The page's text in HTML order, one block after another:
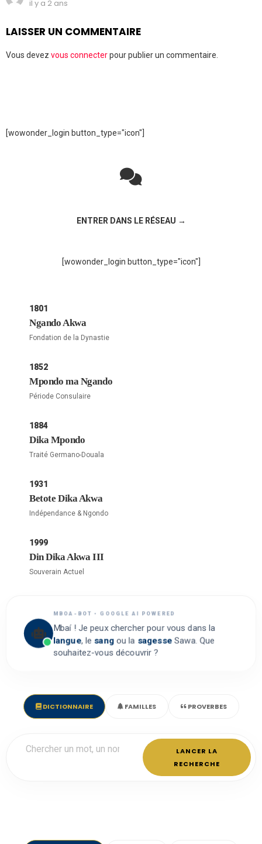
il y a 2 ans
LAISSER UN COMMENTAIRE
Vous devez vous connecterpour publier un commentaire.
[wowonder_login button_type="icon"]
ENTRER DANS LE RÉSEAU →
[wowonder_login button_type="icon"]
1801
Ngando Akwa
Fondation de la Dynastie
1852
Mpondo ma Ngando
Période Consulaire
1884
Dika Mpondo
Traité Germano-Douala
1931
Betote Dika Akwa
Indépendance & Ngondo
1999
Din Dika Akwa III
Souverain Actuel
MBOA-BOT • GOOGLE AI POWERED
Mbaí ! Je peux chercher pour vous dans la
langue, le sangou la sagesse Sawa. Que
souhaitez-vous découvrir ?
DICTIONNAIRE FAMILLES PROVERBES
LANCER LA
RECHERCHE